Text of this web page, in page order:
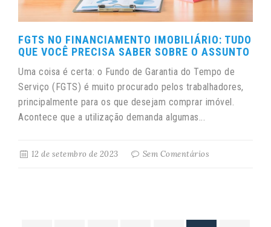
FGTS NO FINANCIAMENTO IMOBILIÁRIO: TUDO
QUE VOCÊ PRECISA SABER SOBRE O ASSUNTO
Uma coisa é certa: o Fundo de Garantia do Tempo de
Serviço (FGTS) é muito procurado pelos trabalhadores,
principalmente para os que desejam comprar imóvel.
Acontece que a utilização demanda algumas...
12 de setembro de 2023 Sem Comentários